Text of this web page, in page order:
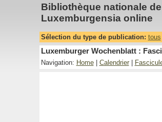
Bibliothèque nationale
Luxemburgensia online
Sélection du type de publication: tous
Luxemburger Wochenblatt :
Navigation: Home| Calendrier|